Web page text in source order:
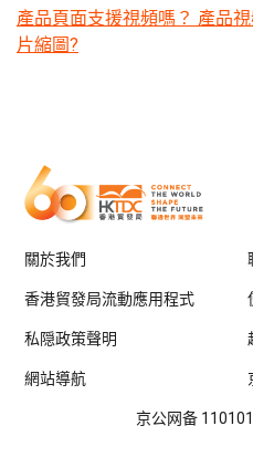
產品頁面支援視頻嗎？ 產品
片縮圖?
關於我們
香港貿發局流動應用程式
私隠政策聲明
網站導航
京公网备